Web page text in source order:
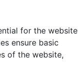
for the website
ensure basic
of the website,